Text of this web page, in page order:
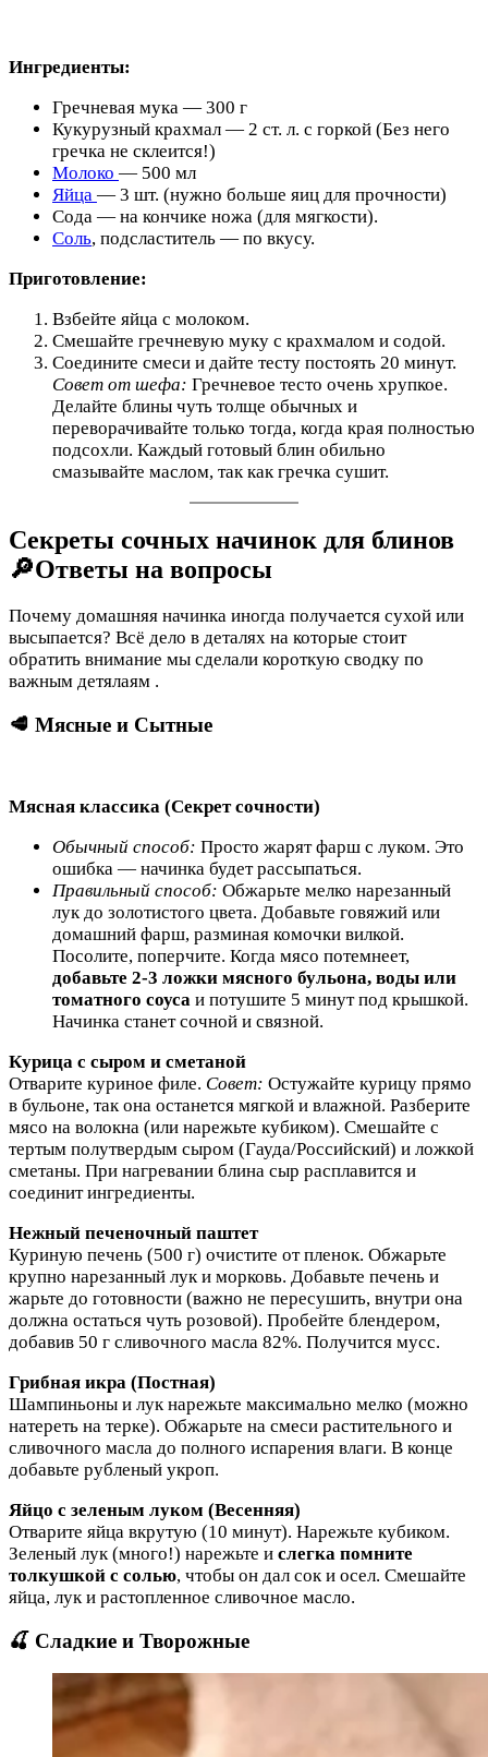
Ингредиенты:
Гречневая мука — 300 г
Кукурузный крахмал — 2 ст. л. с горкой (Без него
гречка не склеится!)
Молоко — 500 мл
Яйца — 3 шт. (нужно больше яиц для прочности)
Сода — на кончике ножа (для мягкости).
Соль, подсластитель — по вкусу.
Приготовление:
Взбейте яйца с молоком.
Смешайте гречневую муку с крахмалом и содой.
Соедините смеси и дайте тесту постоять 20 минут.
Совет от шефа: Гречневое тесто очень хрупкое.
Делайте блины чуть толще обычных и
переворачивайте только тогда, когда края полностью
подсохли. Каждый готовый блин обильно
смазывайте маслом, так как гречка сушит.
Секреты сочных начинок для блинов
🔎Ответы на вопросы
Почему домашняя начинка иногда получается сухой или
высыпается? Всё дело в деталях на которые стоит
обратить внимание мы сделали короткую сводку по
важным детялаям .
🥩 Мясные и Сытные
Мясная классика (Секрет сочности)
Обычный способ: Просто жарят фарш с луком. Это
ошибка — начинка будет рассыпаться.
Правильный способ: Обжарьте мелко нарезанный
лук до золотистого цвета. Добавьте говяжий или
домашний фарш, разминая комочки вилкой.
Посолите, поперчите. Когда мясо потемнеет,
добавьте 2-3 ложки мясного бульона, воды или
томатного соуса и потушите 5 минут под крышкой.
Начинка станет сочной и связной.
Курица с сыром и сметаной
Отварите куриное филе. Совет: Остужайте курицу прямо
в бульоне, так она останется мягкой и влажной. Разберите
мясо на волокна (или нарежьте кубиком). Смешайте с
тертым полутвердым сыром (Гауда/Российский) и ложкой
сметаны. При нагревании блина сыр расплавится и
соединит ингредиенты.
Нежный печеночный паштет
Куриную печень (500 г) очистите от пленок. Обжарьте
крупно нарезанный лук и морковь. Добавьте печень и
жарьте до готовности (важно не пересушить, внутри она
должна остаться чуть розовой). Пробейте блендером,
добавив 50 г сливочного масла 82%. Получится мусс.
Грибная икра (Постная)
Шампиньоны и лук нарежьте максимально мелко (можно
натереть на терке). Обжарьте на смеси растительного и
сливочного масла до полного испарения влаги. В конце
добавьте рубленый укроп.
Яйцо с зеленым луком (Весенняя)
Отварите яйца вкрутую (10 минут). Нарежьте кубиком.
Зеленый лук (много!) нарежьте и слегка помните
толкушкой с солью, чтобы он дал сок и осел. Смешайте
яйца, лук и растопленное сливочное масло.
🍒 Сладкие и Творожные